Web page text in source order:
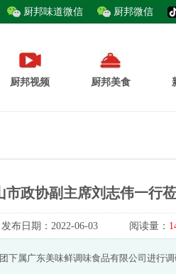
厨邦味道微信 厨邦微信
厨邦视频 厨邦美食
市政协副主席刘志伟一行
发布日期： 2022-06-03 阅读量：
属广东美味鲜调味食品有限公司进行调